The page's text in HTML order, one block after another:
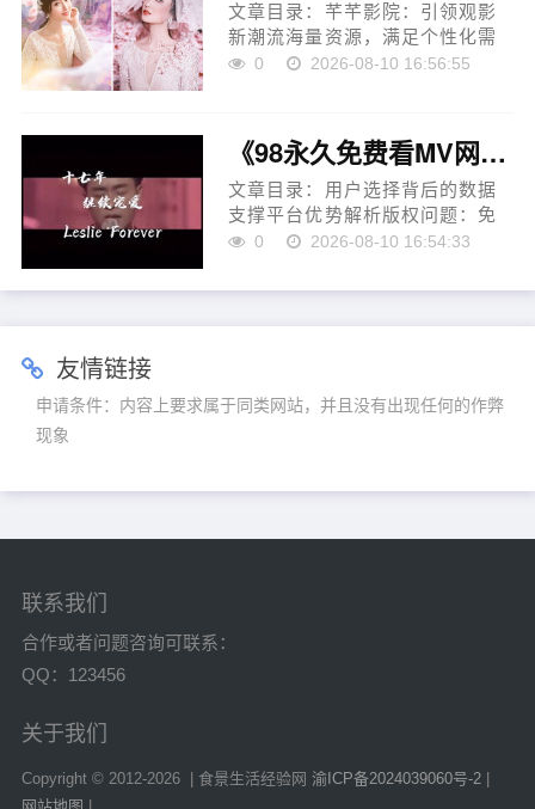
文章目录：芊芊影院：引领观影
新潮流海量资源，满足个性化需
求高清画质，打造沉浸式观影体
体验如何？在数字化浪潮的推动
下，影视…
0 2026-08-10 16:56:55
《98永久免费看MV网站：揭秘其背后的数字奥秘与用户选择之道》
文章目录：用户选择背后的数据
支撑平台优势解析版权问题：免
费与合法的边界平台未来发展趋
中寻找免费MV资源而烦恼？如
0 2026-08-10 16:54:33
友情链接
申请条件：内容上要求属于同类网站，并且没有出现任何的作弊
现象
联系我们
合作或者问题咨询可联系：
QQ：123456
关于我们
Copyright © 2012-2026 | 食景生活经验网 渝ICP备2024039060号-2|